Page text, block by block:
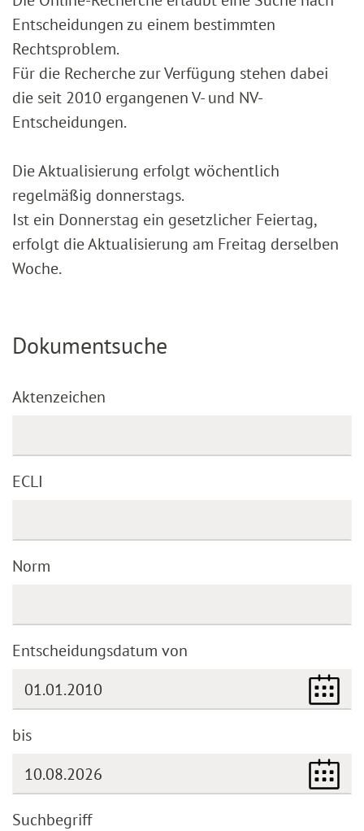
Entscheidungen zu einem bestimmten
Rechtsproblem.
Für die Recherche zur Verfügung stehen dabei
die seit 2010 ergangenen V- und NV-
Entscheidungen.
Die Aktualisierung erfolgt wöchentlich
regelmäßig donnerstags.
Ist ein Donnerstag ein gesetzlicher Feiertag,
erfolgt die Aktualisierung am Freitag derselben
Woche.
Dokumentsuche
Aktenzeichen
ECLI
Norm
Entscheidungsdatum von
bis
Suchbegriff